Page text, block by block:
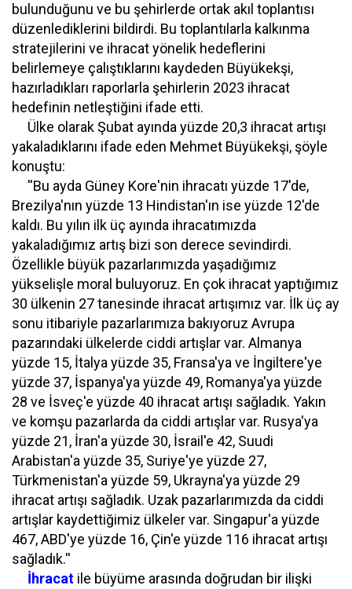
bulunduğunu ve bu şehirlerde ortak akıl toplantısı
düzenlediklerini bildirdi. Bu toplantılarla kalkınma
stratejilerini ve ihracat yönelik hedeflerini
belirlemeye çalıştıklarını kaydeden Büyükekşi,
hazırladıkları raporlarla şehirlerin 2023 ihracat
hedefinin netleştiğini ifade etti.
Ülke olarak Şubat ayında yüzde 20,3 ihracat artışı
yakaladıklarını ifade eden Mehmet Büyükekşi, şöyle
konuştu:
''Bu ayda Güney Kore'nin ihracatı yüzde 17'de,
Brezilya'nın yüzde 13 Hindistan'ın ise yüzde 12'de
kaldı. Bu yılın ilk üç ayında ihracatımızda
yakaladığımız artış bizi son derece sevindirdi.
Özellikle büyük pazarlarımızda yaşadığımız
yükselişle moral buluyoruz. En çok ihracat yaptığımız
30 ülkenin 27 tanesinde ihracat artışımız var. İlk üç ay
sonu itibariyle pazarlarımıza bakıyoruz Avrupa
pazarındaki ülkelerde ciddi artışlar var. Almanya
yüzde 15, İtalya yüzde 35, Fransa'ya ve İngiltere'ye
yüzde 37, İspanya'ya yüzde 49, Romanya'ya yüzde
28 ve İsveç'e yüzde 40 ihracat artışı sağladık. Yakın
ve komşu pazarlarda da ciddi artışlar var. Rusya'ya
yüzde 21, İran'a yüzde 30, İsrail'e 42, Suudi
Arabistan'a yüzde 35, Suriye'ye yüzde 27,
Türkmenistan'a yüzde 59, Ukrayna'ya yüzde 29
ihracat artışı sağladık. Uzak pazarlarımızda da ciddi
artışlar kaydettiğimiz ülkeler var. Singapur'a yüzde
467, ABD'ye yüzde 16, Çin'e yüzde 116 ihracat artışı
sağladık.''
İhracat ile büyüme arasında doğrudan bir ilişki